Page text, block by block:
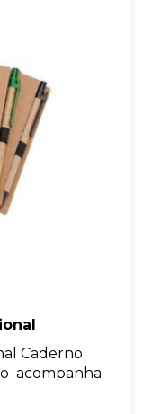
Caderno
acompanha